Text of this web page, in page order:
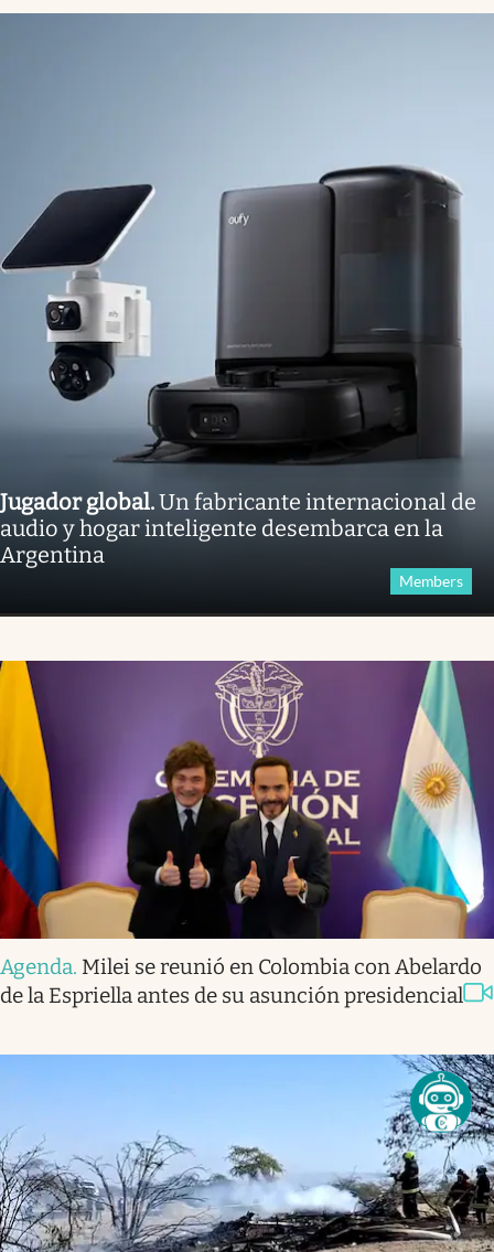
Jugador global.Un fabricante internacional de
audio y hogar inteligente desembarca en la
Argentina
Members
Agenda. Milei se reunió en Colombia con Abelardo
de la Espriella antes de su asunción presidencial